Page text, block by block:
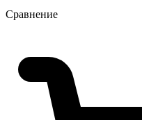
Сравнение